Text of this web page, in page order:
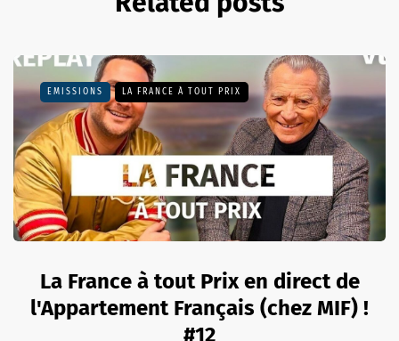
EMISSIONS LA FRANCE À TOUT PRIX
La France à tout Prix en direct de
l'Appartement Français (chez MIF) !
#12